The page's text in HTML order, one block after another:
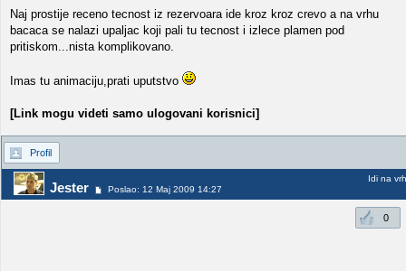
Naj prostije receno tecnost iz rezervoara ide kroz kroz crevo a na vrhu
bacaca se nalazi upaljac koji pali tu tecnost i izlece plamen pod
pritiskom...nista komplikovano.
Imas tu animaciju,prati uputstvo
[Link mogu videti samo ulogovani korisnici]
Profil
Jester Poslao: 12 Maj 2009 14:27
Idi na vrh
0